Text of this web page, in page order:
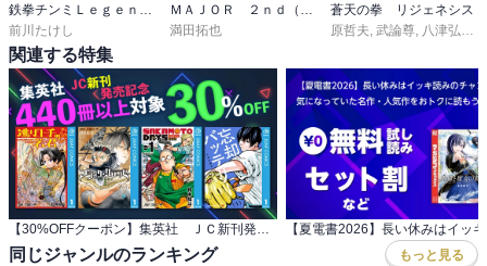
前川たけし
満田拓也
蒼天の拳 リジェネシス
原哲夫 武論尊 八津弘幸
関連する特集
同じジャンルのランキング もっと見る